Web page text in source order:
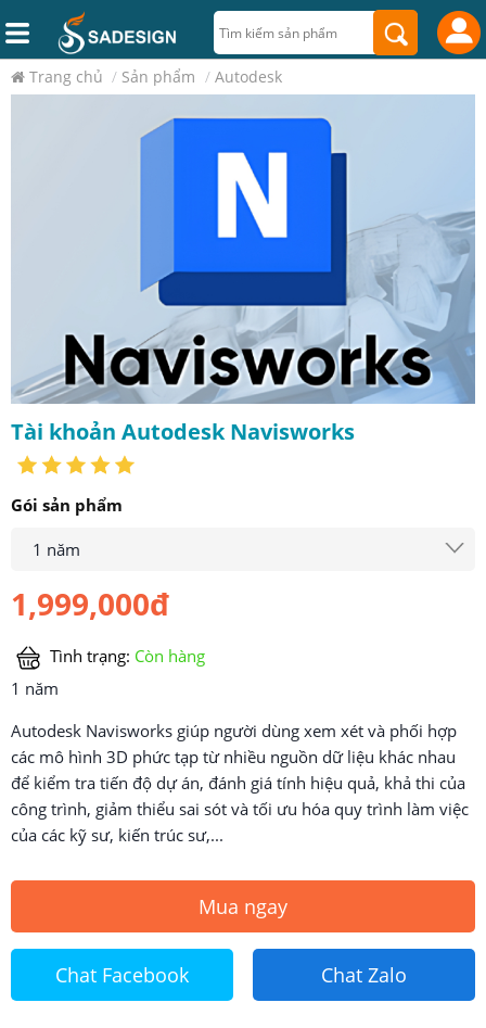
Trang chủ / Sản phẩm / Autodesk
Tài khoản Autodesk Navisworks
Gói sản phẩm
1 năm
1,999,000đ
Tình trạng: Còn hàng
1 năm
Autodesk Navisworks giúp người dùng xem xét và phối hợp
các mô hình 3D phức tạp từ nhiều nguồn dữ liệu khác nhau
để kiểm tra tiến độ dự án, đánh giá tính hiệu quả, khả thi của
công trình, giảm thiểu sai sót và tối ưu hóa quy trình làm việc
của các kỹ sư, kiến trúc sư,...
Mua ngay
Chat Facebook Chat Zalo